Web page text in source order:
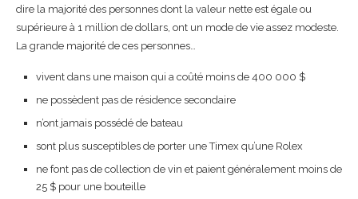
dire la majorité des personnes dont la valeur nette est égale ou
supérieure à 1 million de dollars, ont un mode de vie assez modeste.
La grande majorité de ces personnes…
vivent dans une maison qui a coûté moins de 400 000 $
ne possèdent pas de résidence secondaire
n’ont jamais possédé de bateau
sont plus susceptibles de porter une Timex qu’une Rolex
ne font pas de collection de vin et paient généralement moins de
25 $ pour une bouteille